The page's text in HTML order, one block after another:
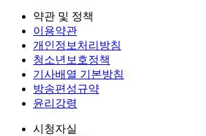
약관 및 정책
이용약관
개인정보처리방침
청소년보호정책
기사배열 기본방침
방송편성규약
윤리강령
시청자실